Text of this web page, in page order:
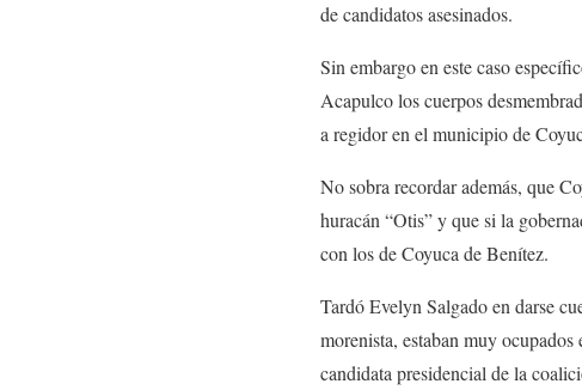
de candidatos asesinados.
Sin embargo en este caso
Acapulco los cuerpos
a regidor en el municipio de
No sobra recordar además, que
huracán “Otis” y que si la
con los de Coyuca de Benítez.
Tardó Evelyn Salgado en darse
morenista, estaban muy
candidata presidencial de la